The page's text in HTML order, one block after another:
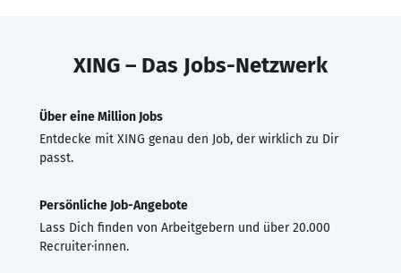
XING – Das Jobs-Netzwerk
Über eine Million Jobs
Entdecke mit XING genau den Job, der wirklich zu Dir
passt.
Persönliche Job-Angebote
Lass Dich finden von Arbeitgebern und über 20.000
Recruiter·innen.